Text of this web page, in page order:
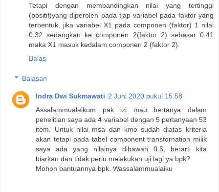
Tetapi dengan membandingkan nilai yang tertinggi
(positif)yang diperoleh pada tiap variabel pada faktor yang
terbentuk, jika variabel X1 pada componen (faktor) 1 nilai
0.32 sedangkan ke componen 2(faktor 2) sebesar 0.41
maka X1 masuk kedalam componen 2 (faktor 2).
Balas
Balasan
Indra Dwi Sukmawati 2 Juni 2020 pukul 15.58
Assalammualaikum pak izi mau bertanya dalam
penelitian saya ada 4 variabel dengan 5 pertanyaan 53
item. Untuk nilai msa dan kmo sudah diatas kriteria
akan tetapi pada tabel component transfornation milik
saya ada yang nilainya dibawah 0.5, berarti kita
biarkan dan tidak perlu melakukan uji lagi ya bpk?
Mohon bantuannya bpk. Wassalammualaiku